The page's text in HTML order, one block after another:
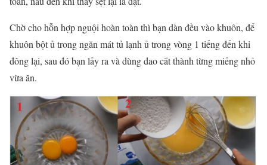
Chờ cho hỗn hợp nguội hoàn toàn thì bạn dàn đều vào khuôn, để
khuôn bột ủ trong ngăn mát tủ lạnh ủ trong vòng 1 tiếng đến khi
đông lại, sau đó bạn lấy ra và dùng dao cắt thành từng miếng nhỏ
vừa ăn.